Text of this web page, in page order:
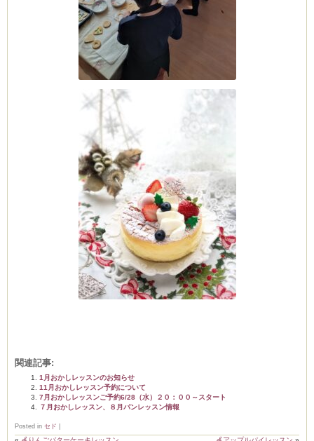
関連記事:
1月おかしレッスンのお知らせ
11月おかしレッスン予約について
7月おかしレッスンご予約6/28（水）２０：００～スタート
７月おかしレッスン、８月パンレッスン情報
Posted in セド